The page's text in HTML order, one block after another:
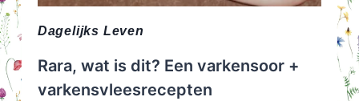
Dagelijks Leven
Rara, wat is dit? Een varkensoor +
varkensvleesrecepten